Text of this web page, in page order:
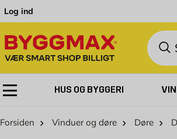
Log ind
Søg
HUS OG BYGGERI
Forsiden Vinduer og døre Døre